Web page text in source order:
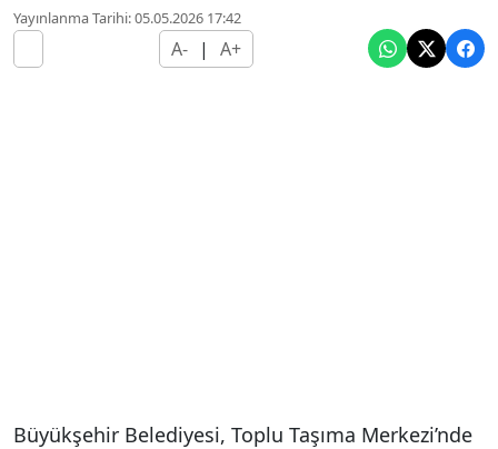
Yayınlanma Tarihi: 05.05.2026 17:42
A- | A+
Büyükşehir Belediyesi, Toplu Taşıma Merkezi’nde